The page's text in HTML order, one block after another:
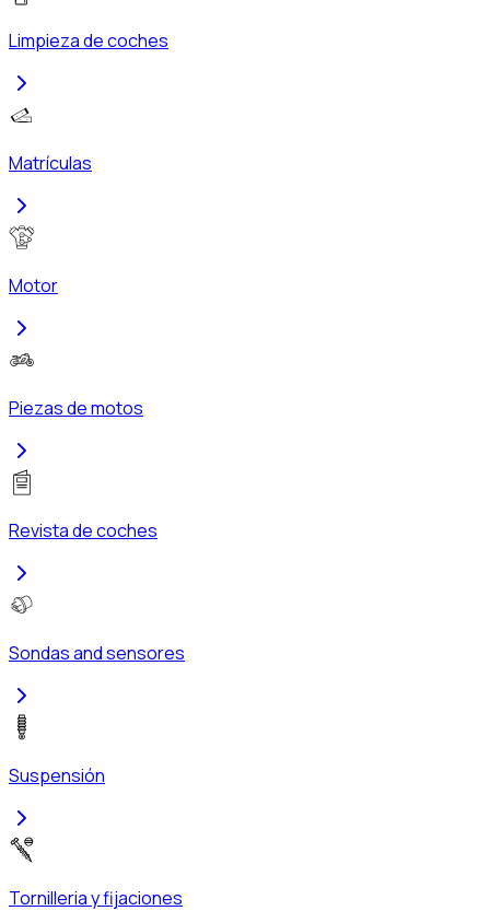
Limpieza de coches
Matrículas
Motor
Piezas de motos
Revista de coches
Sondas and sensores
Suspensión
Tornilleria y fijaciones